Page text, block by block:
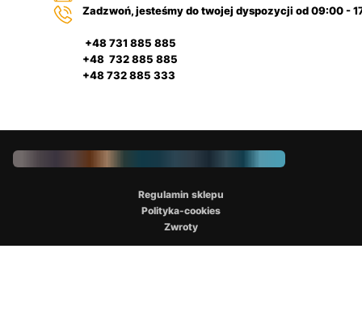
Zadzwoń, jesteśmy do twojej dyspozycji od 09:00 -
+48 731 885 885
+48 732 885 885
+48 732 885 333
Regulamin sklepu
Polityka-cookies
Zwroty